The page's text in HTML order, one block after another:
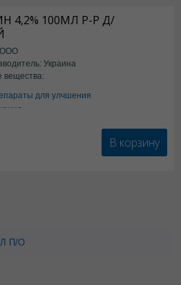
4,2% 100МЛ Р-Р Д/
Украина
вещества:
для улчшения
В корзину
П/О